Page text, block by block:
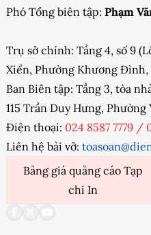
Phó Tổng biên tập: Phạm
Trụ sở chính: Tầng 4, số 9
Xiển, Phường Khương Đình,
Ban Biên tập: Tầng 3, tòa
115 Trần Duy Hưng, Phường
Điện thoại: 024 8587 7779 /
Liên hệ bài vở:
Bảng giá quảng cáo Tạp
chí In